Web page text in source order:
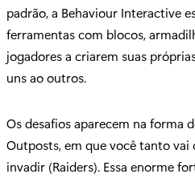
padrão, a Behaviour Interactive
ferramentas com blocos,
jogadores a criarem suas
uns ao outros.
Os desafios aparecem na forma
Outposts, em que você tanto
invadir (Raiders). Essa enorme